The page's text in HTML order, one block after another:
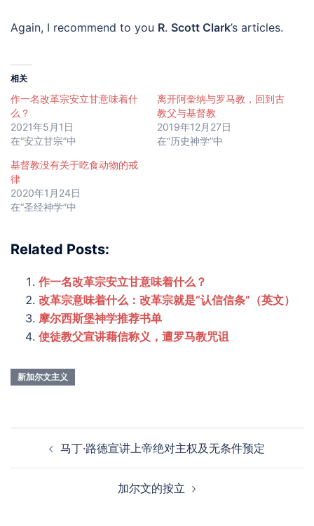
Again, I recommend to you R. Scott Clark’s articles.
相关
作一名改革宗安立甘意味着什
么？
2021年5月1日
在“安立甘宗”中
离开阿奎纳与罗马教，回到古
教父与基督教
2019年12月27日
在“历史神学”中
基督教没有关于吃食动物的戒
律
2020年1月24日
在“圣经神学”中
Related Posts:
作一名改革宗安立甘意味着什么？
改革宗意味着什么：改革宗就是“认信信条”（英文）
摩尔西斯堡神学推荐书单
使徒教父宣讲藉信称义，遭罗马教咒诅
新加尔文主义
navigation马丁·路德宣讲上帝绝对主权及无条件预定
加尔文的按立